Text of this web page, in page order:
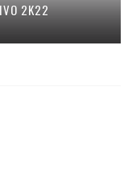
2K22